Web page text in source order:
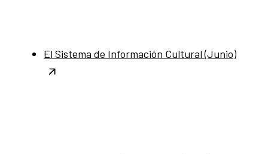
El Sistema de Información Cultural (Junio)